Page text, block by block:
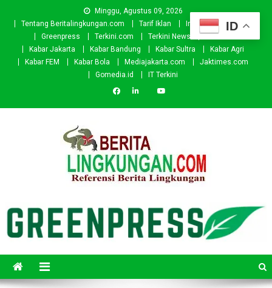
Minggu, Agustus 09, 2026
Tentang Beritalingkungan.com
Tarif Iklan Investor
Donasi
Greenpress
Terkini.com Terkini News
Kabar.id
Kabar Jakarta
Kabar Bandung Kabar Sultra
Kabar Agri
Kabar FEM
Kabar Bola Mediajakarta.com
Jaktimes.com
Gomedia.id
IT Terkini
ID